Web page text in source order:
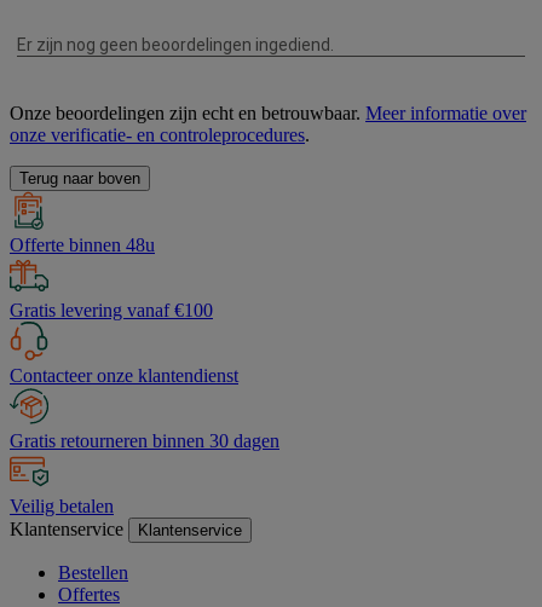
Onze beoordelingen zijn echt en betrouwbaar. Meer informatie over
onze verificatie- en controleprocedures.
Terug naar boven
Offerte binnen 48u
Gratis levering vanaf €100
Contacteer onze klantendienst
Gratis retourneren binnen 30 dagen
Veilig betalen
Klantenservice
Klantenservice
Bestellen
Offertes